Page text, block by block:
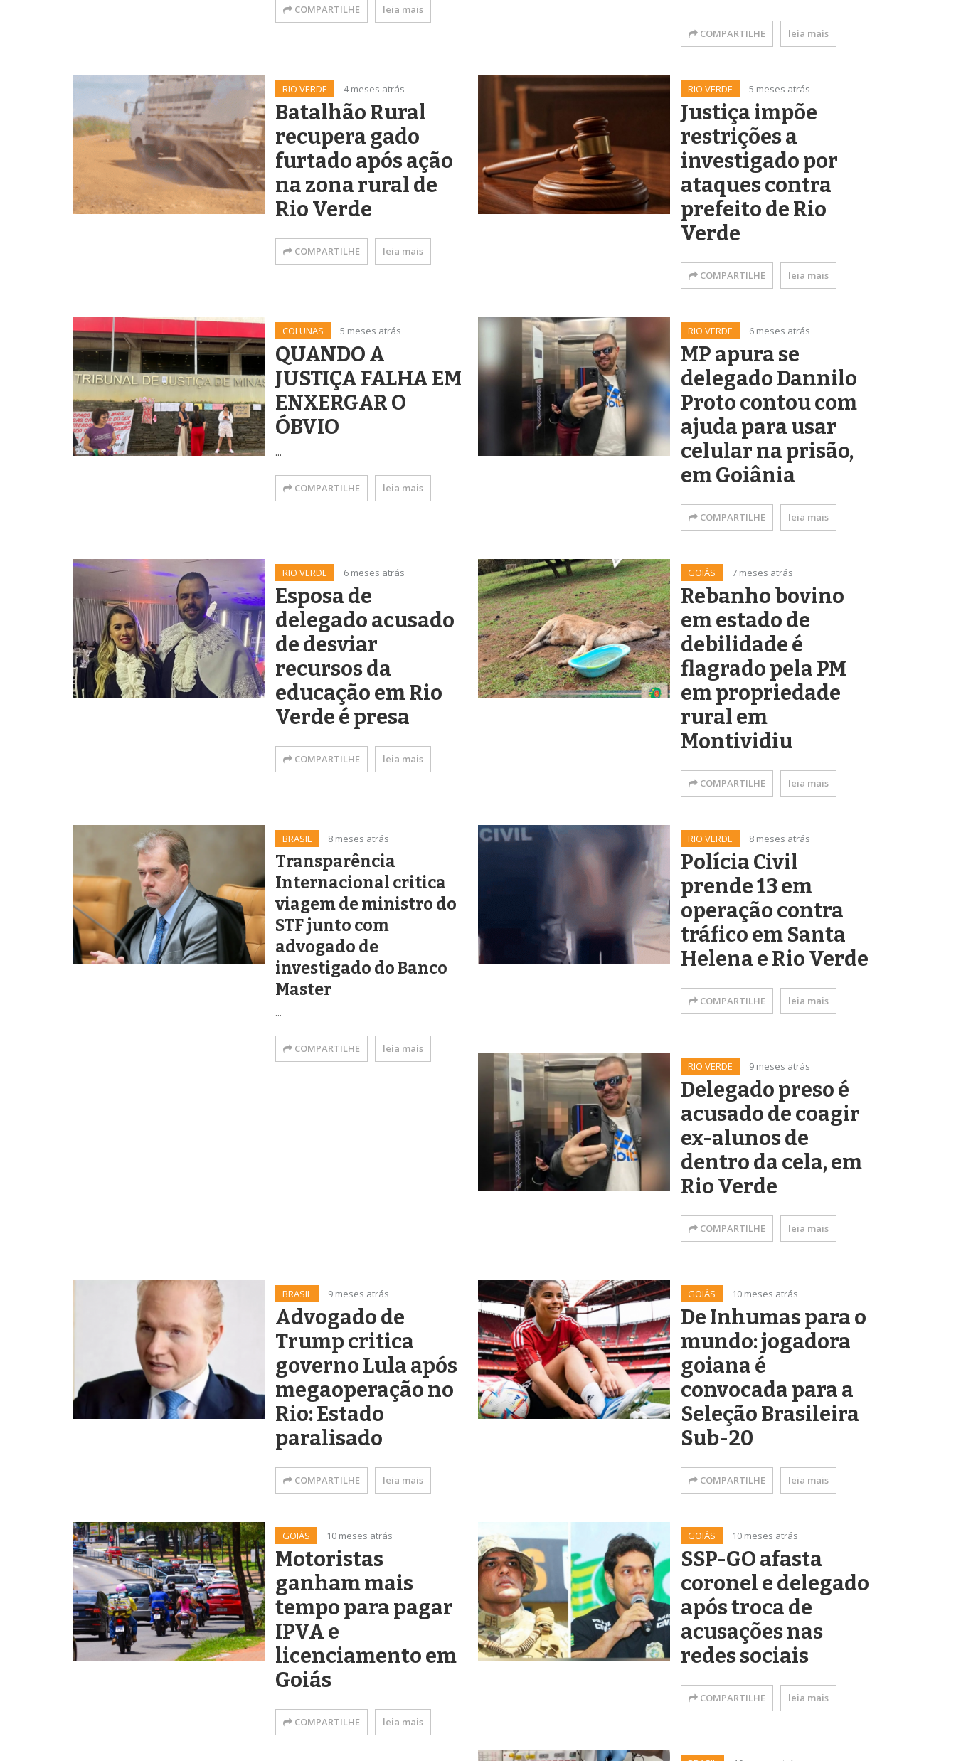
COMPARTILHE leia mais
COMPARTILHE leia mais
RIO VERDE 4 meses atrás
Batalhão Rural
recupera gado
furtado após ação
na zona rural de
Rio Verde
COMPARTILHE leia mais
RIO VERDE 5 meses atrás
Justiça impõe
restrições a
investigado por
ataques contra
prefeito de Rio
Verde
COMPARTILHE leia mais
COLUNAS 5 meses atrás
QUANDO A
JUSTIÇA FALHA EM
ENXERGAR O
ÓBVIO
...
COMPARTILHE leia mais
RIO VERDE 6 meses atrás
MP apura se
delegado Dannilo
Proto contou com
ajuda para usar
celular na prisão,
em Goiânia
COMPARTILHE leia mais
RIO VERDE 6 meses atrás
Esposa de
delegado acusado
de desviar
recursos da
educação em Rio
Verde é presa
COMPARTILHE leia mais
GOIÁS 7 meses atrás
Rebanho bovino
em estado de
debilidade é
flagrado pela PM
em propriedade
rural em
Montividiu
COMPARTILHE leia mais
BRASIL 8 meses atrás
Transparência
Internacional critica
viagem de ministro do
STF junto com
advogado de
investigado do Banco
Master
...
COMPARTILHE leia mais
RIO VERDE 8 meses atrás
Polícia Civil
prende 13 em
operação contra
tráfico em Santa
Helena e Rio Verde
COMPARTILHE leia mais
RIO VERDE 9 meses atrás
Delegado preso é
acusado de coagir
ex-alunos de
dentro da cela, em
Rio Verde
COMPARTILHE leia mais
BRASIL 9 meses atrás
Advogado de
Trump critica
governo Lula após
megaoperação no
Rio: Estado
paralisado
COMPARTILHE leia mais
GOIÁS 10 meses atrás
De Inhumas para o
mundo: jogadora
goiana é
convocada para a
Seleção Brasileira
Sub-20
COMPARTILHE leia mais
GOIÁS 10 meses atrás
Motoristas
ganham mais
tempo para pagar
IPVA e
licenciamento em
Goiás
COMPARTILHE leia mais
GOIÁS 10 meses atrás
SSP-GO afasta
coronel e delegado
após troca de
acusações nas
redes sociais
COMPARTILHE leia mais